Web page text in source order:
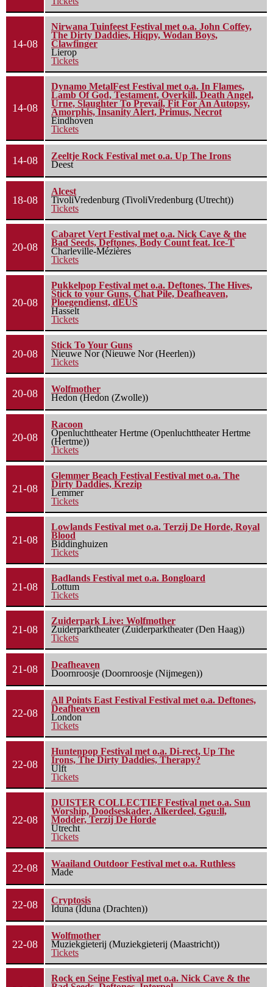
14-08
Nirwana Tuinfeest Festival met o.a. John Coffey,
The Dirty Daddies, Hiqpy, Wodan Boys,
Clawfinger
Lierop
Tickets
14-08
Dynamo MetalFest Festival met o.a. In Flames,
Lamb Of God, Testament, Overkill, Death Angel,
Urne, Slaughter To Prevail, Fit For An Autopsy,
Amorphis, Insanity Alert, Primus, Necrot
Eindhoven
Tickets
14-08
Zeeltje Rock Festival met o.a. Up The Irons
Deest
18-08
Alcest
TivoliVredenburg (TivoliVredenburg (Utrecht))
Tickets
20-08
Cabaret Vert Festival met o.a. Nick Cave & the
Bad Seeds, Deftones, Body Count feat. Ice-T
Charleville-Mézières
Tickets
20-08
Pukkelpop Festival met o.a. Deftones, The Hives,
Stick to your Guns, Chat Pile, Deafheaven,
Ploegendienst, dEUS
Hasselt
Tickets
20-08
Stick To Your Guns
Nieuwe Nor (Nieuwe Nor (Heerlen))
Tickets
20-08
Wolfmother
Hedon (Hedon (Zwolle))
20-08
Racoon
Openluchttheater Hertme (Openluchttheater Hertme
(Hertme))
Tickets
21-08
Glemmer Beach Festival Festival met o.a. The
Dirty Daddies, Krezip
Lemmer
Tickets
21-08
Lowlands Festival met o.a. Terzij De Horde, Royal
Blood
Biddinghuizen
Tickets
21-08
Badlands Festival met o.a. Bongloard
Lottum
Tickets
21-08
Zuiderpark Live: Wolfmother
Zuiderparktheater (Zuiderparktheater (Den Haag))
Tickets
21-08
Deafheaven
Doornroosje (Doornroosje (Nijmegen))
22-08
All Points East Festival Festival met o.a. Deftones,
Deafheaven
London
Tickets
22-08
Huntenpop Festival met o.a. Di-rect, Up The
Irons, The Dirty Daddies, Therapy?
Ulft
Tickets
22-08
DUISTER COLLECTIEF Festival met o.a. Sun
Worship, Doodseskader, Alkerdeel, Ggu:ll,
Modder, Terzij De Horde
Utrecht
Tickets
22-08
Waailand Outdoor Festival met o.a. Ruthless
Made
22-08
Cryptosis
Iduna (Iduna (Drachten))
22-08
Wolfmother
Muziekgieterij (Muziekgieterij (Maastricht))
Tickets
Rock en Seine Festival met o.a. Nick Cave & the